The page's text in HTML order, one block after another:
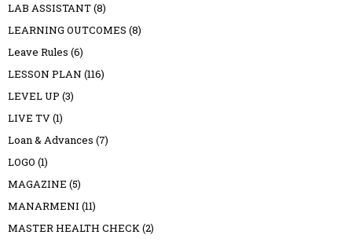
LAB ASSISTANT(8)
LEARNING OUTCOMES (8)
Leave Rules (6)
LESSON PLAN (116)
LEVEL UP (3)
LIVE TV(1)
Loan & Advances (7)
LOGO (1)
MAGAZINE (5)
MANARMENI (11)
MASTER HEALTH CHECK(2)